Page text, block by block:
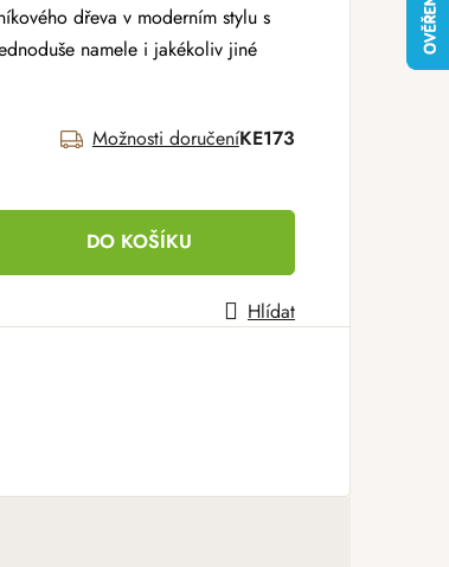
dřeva v moderním stylu s
namele i jakékoliv jiné
Možnosti doručeníKE173
DO KOŠÍKU
Hlídat